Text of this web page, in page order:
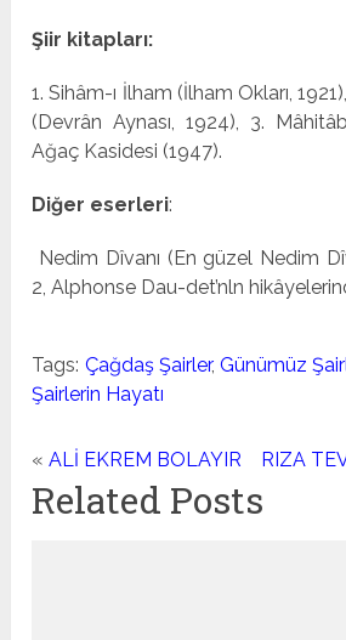
Şiir kitapları:
1. Sihâm-ı İlham (İlham Okları,
(Devrân Aynası, 1924), 3.
Ağaç Kasidesi (1947).
Diğer eserleri:
Nedim Dîva­nı (En güzel Nedim
2, Alphonse Dau-det’nln
Tags: Çağdaş Şairler,Günümüz
Şairlerin Hayatı
«ALİ EKREM BOLAYIR RIZA
Related Posts